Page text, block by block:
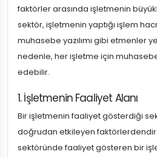
faktörler arasında işletmenin
sektör, işletmenin yaptığı işlem
muhasebe yazılımı gibi etmenler
nedenle, her işletme için
edebilir.
1. İşletmenin Faaliyet Alanı
Bir işletmenin faaliyet gösterdiği
doğrudan etkileyen
sektöründe faaliyet gösteren bir